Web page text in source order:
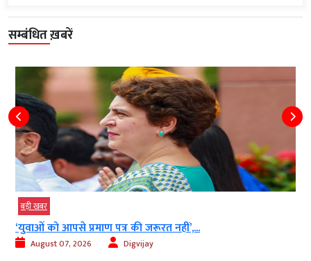
सम्बंधित ख़बरें
बड़ी खबर
‘युवाओं को आपसे प्रमाण पत्र की जरूरत नहीं’,...
August 07, 2026 Digvijay